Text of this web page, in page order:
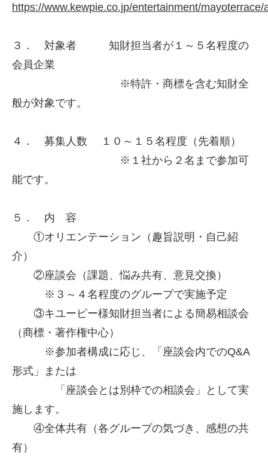
https://www.kewpie.co.jp/entertainment/mayoterrace/
３． 対象者 知財担当者が１～５名程度の
会員企業
※特許・商標を含む知財全
般が対象です。
４． 募集人数 １０～１５名程度（先着順）
※１社から２名まで参加可
能です。
５． 内 容
①オリエンテーション（趣旨説明・自己紹
介）
②座談会（課題、悩み共有、意見交換）
※３～４名程度のグループで実施予定
③キユーピー様知財担当者による簡易相談会
（商標・著作権中心）
※参加者構成に応じ、「座談会内でのQ&A
形式」または
「座談会とは別枠での相談会」として実
施します。
④全体共有（各グループの気づき、感想の共
有）